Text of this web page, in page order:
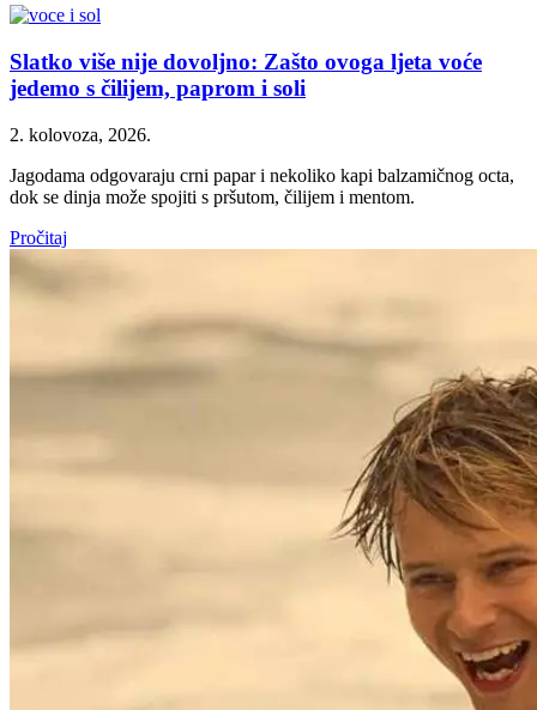
Slatko više nije dovoljno: Zašto ovoga ljeta voće
jedemo s čilijem, paprom i soli
2. kolovoza, 2026.
Jagodama odgovaraju crni papar i nekoliko kapi balzamičnog octa,
dok se dinja može spojiti s pršutom, čilijem i mentom.
Pročitaj